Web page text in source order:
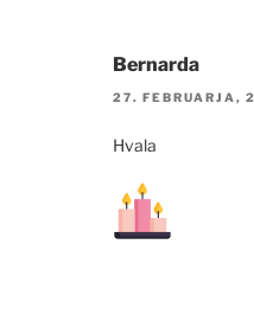
Bernarda
27. FEBRUARJA,
Hvala